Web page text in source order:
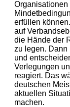
erfüllen
auf
die Hände der
zu legen. Dann
und
Verlegungen
reagiert. Das
deutschen
aktuellen
machen.